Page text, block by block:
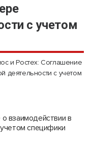
с учетом
и Ростех: Соглашение
деятельности с учетом